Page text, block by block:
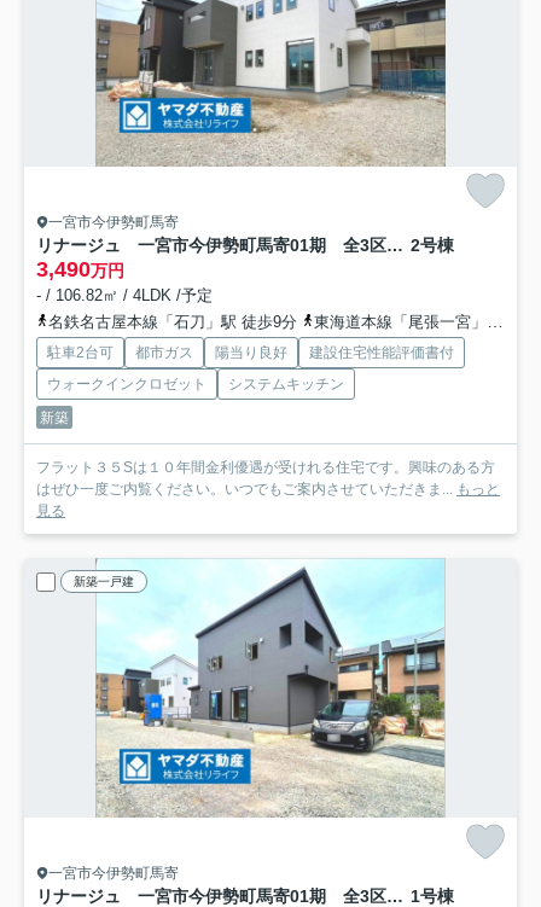
一宮市今伊勢町馬寄
リナージュ 一宮市今伊勢町馬寄01期 全3区画分譲 2号棟
3,490万円
- / 106.82㎡ / 4LDK /予定
名鉄名古屋本線「石刀」駅 徒歩9分
東海道本線「尾張一宮」駅 バス12分 名鉄バス「馬寄」 停歩6分
駐車2台可 都市ガス 陽当り良好
建設住宅性能評価書付
ウォークインクロゼット
システムキッチン
新築
フラット３５Sは１０年間金利優遇が受けれる住宅です。興味のある方
はぜひ一度ご内覧ください。いつでもご案内させていただきま... もっと
見る
新築一戸建
一宮市今伊勢町馬寄
リナージュ 一宮市今伊勢町馬寄01期 全3区画分譲 1号棟